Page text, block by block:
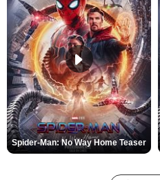
Spider-Man: No Way Home Teaser